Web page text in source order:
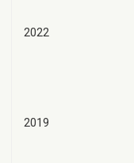
2022
2019